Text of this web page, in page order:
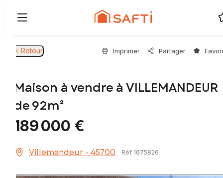
Retour Imprimer Partager
Maison à vendre à VILLEMANDEUR
de 92m²
189 000 €
Villemandeur - 45700 Réf 1675826